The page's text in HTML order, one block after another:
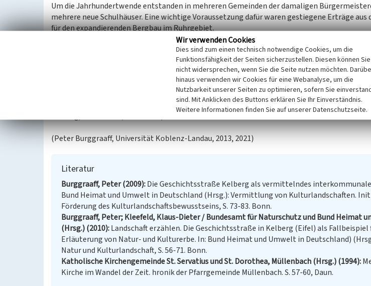
Um die Jahrhundertwende entstanden in mehreren Gemeinden der damaligen
mehrere neue Schulhäuser. Eine wichtige Voraussetzung dafür waren gestiegene Erträge aus
für den expandierenden Bergbau im Ruhrgebiet.
Die Schule ist in Zusammenhang mit der Zusammenlegung von kleinen Schulen in den 1970er
der Einrichtung der Grund- und Hauptschule in Kelberg (heute Realschule plus) geschlossen
das gut erhaltene ehemalige Schulhaus in Privateigentum und bewohnt.
Nach der Umstellung der Geschichtsstraße 2020 auf thematische Rundwanderwege gehört
Infotafel zum Rundwanderweg „Vulkane, Wasser und Wissen“ (Geschichtsstraße der
(Peter Burggraaff, Universität Koblenz-Landau, 2013, 2021)
Literatur
Burggraaff, Peter (2009) Die Geschichtsstraße Kelberg als vermittelndes
Bund Heimat und Umwelt in Deutschland (Hrsg.): Vermittlung von Kulturlandschaften.
Förderung des Kulturlandschaftsbewusstseins, S. 73-83. Bonn.
Burggraaff, Peter; Kleefeld, Klaus-Dieter / Bundesamt für Naturschutz und Bund Heimat
(Hrsg.) (2010) Landschaft erzählen. Die Geschichtsstraße in Kelberg (Eifel) als Fallbeispiel
Erläuterung von Natur- und Kulturerbe. In: Bund Heimat und Umwelt in Deutschland)
Natur und Kulturlandschaft, S. 56-71. Bonn.
Katholische Kirchengemeinde St. Servatius und St. Dorothea, Müllenbach (Hrsg.) (1994)
Kirche im Wandel der Zeit. hronik der Pfarrgemeinde Müllenbach. S. 57-60, Daun.
Wir verwenden Cookies
Dies sind zum einen technisch notwendige Cookies, um die
Funktionsfähigkeit der Seiten sicherzustellen. Diesen können Sie
nicht widersprechen, wenn Sie die Seite nutzen möchten.
hinaus verwenden wir Cookies für eine Webanalyse, um die
Nutzbarkeit unserer Seiten zu optimieren, sofern Sie
sind. Mit Anklicken des Buttons erklären Sie Ihr Einverständnis.
Weitere Informationen finden Sie auf unserer Datenschutzseite.